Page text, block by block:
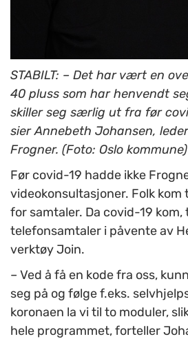
STABILT: – Det har vært en
40 pluss som har henvendt
skiller seg særlig ut fra før
sierAnnebeth Johansen,
Frogner. (Foto: Oslo kommune)
Før covid-19 hadde ikke
videokonsultasjoner. Folk kom
for samtaler. Da covid-19
telefonsamtaler i påvente av
verktøy Join.
– Ved å få en kode fra oss,
seg på og følge f.eks.
koronaen la vi til to moduler,
hele programmet, forteller